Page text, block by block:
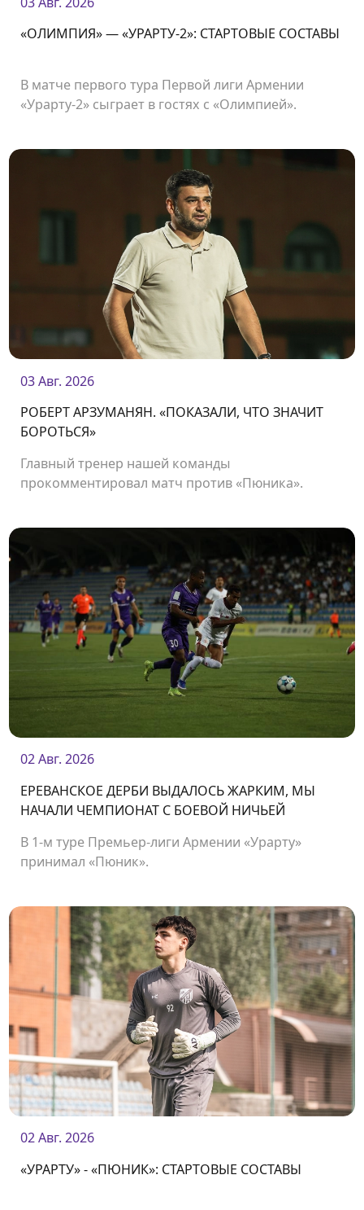
«ОЛИМПИЯ» — «УРАРТУ-2»: СТАРТОВЫЕ СОСТАВЫ
В матче первого тура Первой лиги Армении
«Урарту-2» сыграет в гостях с «Олимпией».
03 Авг. 2026
РОБЕРТ АРЗУМАНЯН. «ПОКАЗАЛИ, ЧТО ЗНАЧИТ
БОРОТЬСЯ»
Главный тренер нашей команды
прокомментировал матч против «Пюника».
02 Авг. 2026
ЕРЕВАНСКОЕ ДЕРБИ ВЫДАЛОСЬ ЖАРКИМ, МЫ
НАЧАЛИ ЧЕМПИОНАТ С БОЕВОЙ НИЧЬЕЙ
В 1-м туре Премьер-лиги Армении «Урарту»
принимал «Пюник».
02 Авг. 2026
«УРАРТУ» - «ПЮНИК»: СТАРТОВЫЕ СОСТАВЫ